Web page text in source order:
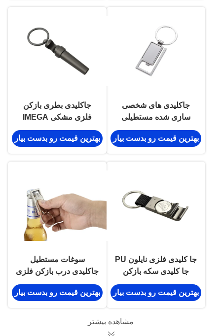
جاکلیدی های شخصی
سازی شده مستطیلی
بهترین قیمت رو بدست بیار
جاکلیدی بطری بازکن
فلزی مشکی IMEGA
حکاکی لیزری شراب
چوب پنبه ای
بهترین قیمت رو بدست بیار
جا کلیدی فلزی نایلون PU
جا کلیدی سکه بازکن
بطری چرخ دستی خرید
بهترین قیمت رو بدست بیار
سوغات مستطیل
جاکلیدی درب بازکن فلزی
حکاکی شده با آلیاژ روی
بهترین قیمت رو بدست بیار
مشاهده بیشتر